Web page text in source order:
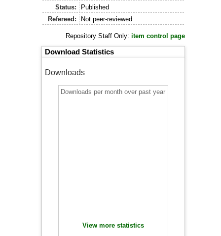
Status:
Published
Refereed:
Not peer-reviewed
Repository Staff Only: item control page
Download Statistics
Downloads
Downloads per month over past year
View more statistics